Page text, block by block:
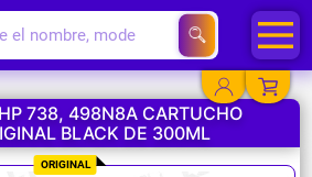
YA EXISTO
738, 498N8A CARTUCHO
BLACK DE 300ML
ORIGINAL